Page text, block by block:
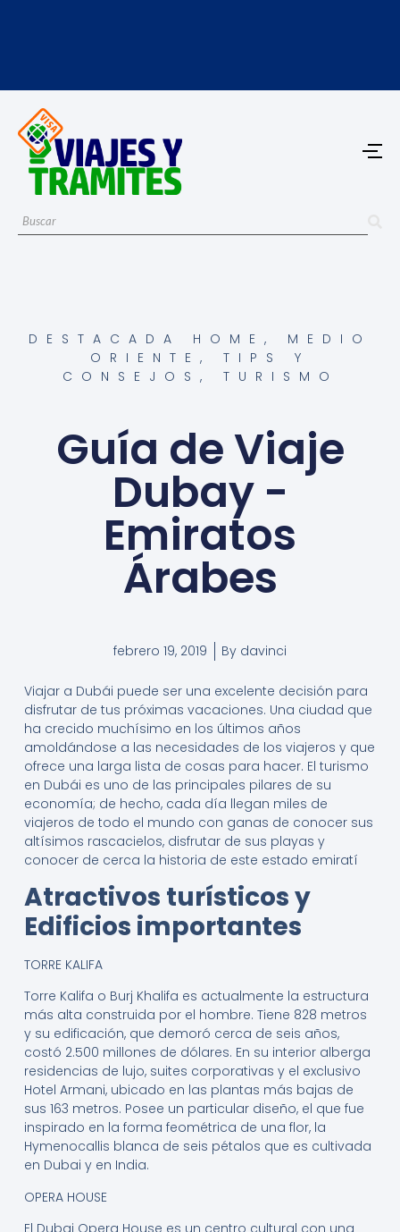
DESTACADA HOME , MEDIO
ORIENTE , TIPS Y
CONSEJOS , TURISMO
Guía de Viaje
Dubay -
Emiratos
Árabes
febrero 19, 2019 By davinci
Viajar a Dubái puede ser una excelente decisión para
disfrutar de tus próximas vacaciones. Una ciudad que
ha crecido muchísimo en los últimos años
amoldándose a las necesidades de los viajeros y que
ofrece una larga lista de cosas para hacer. El turismo
en Dubái es uno de las principales pilares de su
economía; de hecho, cada día llegan miles de
viajeros de todo el mundo con ganas de conocer sus
altísimos rascacielos, disfrutar de sus playas y
conocer de cerca la historia de este estado emiratí
Atractivos turísticos y
Edificios importantes
TORRE KALIFA
Torre Kalifa o Burj Khalifa es actualmente la estructura
más alta construida por el hombre. Tiene 828 metros
y su edificación, que demoró cerca de seis años,
costó 2.500 millones de dólares. En su interior alberga
residencias de lujo, suites corporativas y el exclusivo
Hotel Armani, ubicado en las plantas más bajas de
sus 163 metros. Posee un particular diseño, el que fue
inspirado en la forma feométrica de una flor, la
Hymenocallis blanca de seis pétalos que es cultivada
en Dubai y en India.
OPERA HOUSE